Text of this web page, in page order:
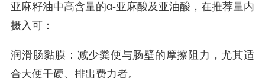
亚麻籽油中高含量的α-亚麻酸及亚油酸，在推荐量内
摄入可：
润滑肠黏膜：减少粪便与肠壁的摩擦阻力，尤其适
合大便干硬、排出费力者。